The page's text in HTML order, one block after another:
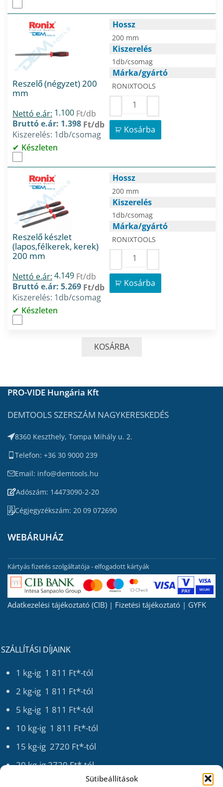
Sütibeállítások
Reszelő (négyzet) 200
mm
Nettó e.ár: 1.100 Ft/db
Bruttó e.ár: 1.398 Ft/db
Kiszerelés: 1db/csomag
Készleten
Hossz
200 mm
Kiszerelés
1db/csomag
Márka/gyártó
RONIXTOOLS
Kosárba
Reszelő készlet
(lapos,félkerek, kerek)
200 mm
Nettó e.ár: 4.149 Ft/db
Bruttó e.ár: 5.269 Ft/db
Kiszerelés: 1db/csomag
Készleten
Hossz
200 mm
Kiszerelés
1db/csomag
Márka/gyártó
RONIXTOOLS
Kosárba
KOSÁRBA
PRO-VIDE Hungária Kft
DEMTOOLS SZERSZÁM NAGYKERESKEDÉS
8360 Keszthely, Tompa Mihály u. 2.
Telefon: +36 30 9000 239
Email: info@demtools.hu
Adószám: 14473090-2-20
Cégjegyzékszám: 20 09 072690
WEBÁRUHÁZ
Kártyás fizetés szolgáltatója - elfogadott kártyák
Adatkezelési tájékoztató (CIB) | Fizetési tájékoztató | GYFK
SZÁLLÍTÁSI DÍJAINK
1 kg-ig 1 811 Ft*-tól
2 kg-ig 1 811 Ft*-tól
5 kg-ig 1 811 Ft*-tól
10 kg-ig 1 811 Ft*-tól
15 kg-ig 2720 Ft*-tól
20 kg-ig 2720 Ft*-tól
Nettó 70 000 Ft feletti kosár-rendelést INGYEN